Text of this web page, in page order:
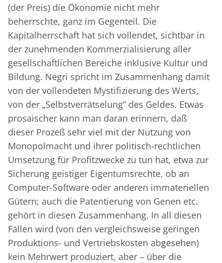
(der Preis) die Ökonomie nicht mehr
beherrschte, ganz im Gegenteil. Die
Kapitalherrschaft hat sich vollendet, sichtbar in
der zunehmenden Kommerzialisierung aller
gesellschaftlichen Bereiche inklusive Kultur und
Bildung. Negri spricht im Zusammenhang damit
von der vollendeten Mystifizierung des Werts,
von der „Selbstverrätselung“ des Geldes. Etwas
prosaischer kann man daran erinnern, daß
dieser Prozeß sehr viel mit der Nutzung von
Monopolmacht und ihrer politisch-rechtlichen
Umsetzung für Profitzwecke zu tun hat, etwa zur
Sicherung geistiger Eigentumsrechte, ob an
Computer-Software oder anderen immateriellen
Gütern; auch die Patentierung von Genen etc.
gehört in diesen Zusammenhang. In all diesen
Fällen wird (von den vergleichsweise geringen
Produktions- und Vertriebskosten abgesehen)
kein Mehrwert produziert, aber – über die